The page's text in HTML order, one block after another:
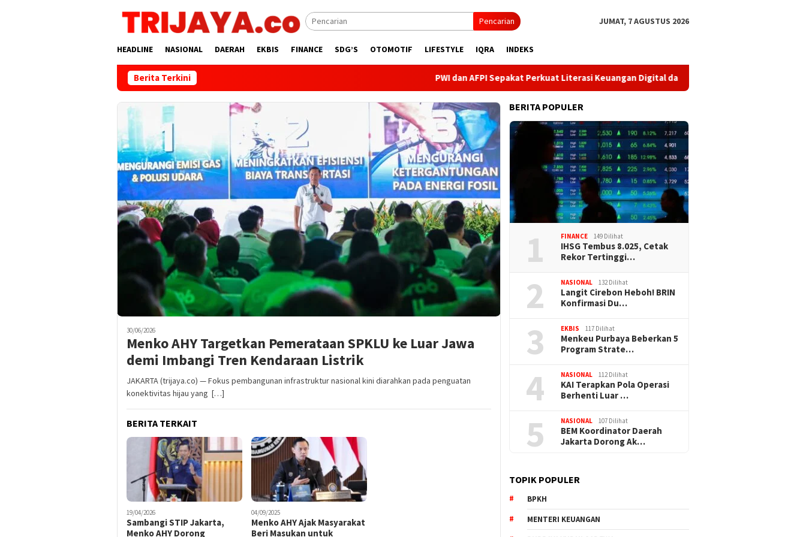
Pencarian JUMAT, 7 AGUSTUS 2026
HEADLINE NASIONAL DAERAH EKBIS FINANCE SDG’S OTOMOTIF LIFESTYLE IQRA INDEKS
Berita Terkini PWI dan AFPI Sepakat Perkuat Literasi Keuangan Digital dan Bijak Memilih Pindar
30/06/2026
Menko AHY Targetkan Pemerataan SPKLU ke Luar Jawa
demi Imbangi Tren Kendaraan Listrik
JAKARTA (trijaya.co) — Fokus pembangunan infrastruktur nasional kini diarahkan pada penguatan
konektivitas hijau yang […]
BERITA TERKAIT
19/04/2026
Sambangi STIP Jakarta,
Menko AHY Dorong
04/09/2025
Menko AHY Ajak Masyarakat
Beri Masukan untuk
BERITA POPULER
1 FINANCE 149 Dilihat
IHSG Tembus 8.025, Cetak
Rekor Tertinggi…
2 NASIONAL 132 Dilihat
Langit Cirebon Heboh! BRIN
Konfirmasi Du…
3 EKBIS 117 Dilihat
Menkeu Purbaya Beberkan 5
Program Strate…
4 NASIONAL 112 Dilihat
KAI Terapkan Pola Operasi
Berhenti Luar …
5 NASIONAL 107 Dilihat
BEM Koordinator Daerah
Jakarta Dorong Ak…
TOPIK POPULER
BPKH
MENTERI KEUANGAN